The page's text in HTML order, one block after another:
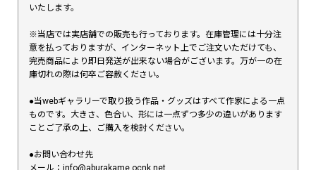
いたします。
※当店では実店舗での販売も行っております。在庫管理には十分注
意を払っておりますが、インターネット上でご注文いただけても、
完売商品により即日発送が出来ない場合がございます。万が一の在
庫切れの際は何卒ご容赦ください。
●当webギャラリーで取り扱う作品・グッズはすべて作家による一点
ものです。大きさ、色合い、形には一点ずつ多少の違いがあります
ことご了承の上、ご購入を検討ください。
●お問い合わせ先
メール：info@aburakame.ocnk.net